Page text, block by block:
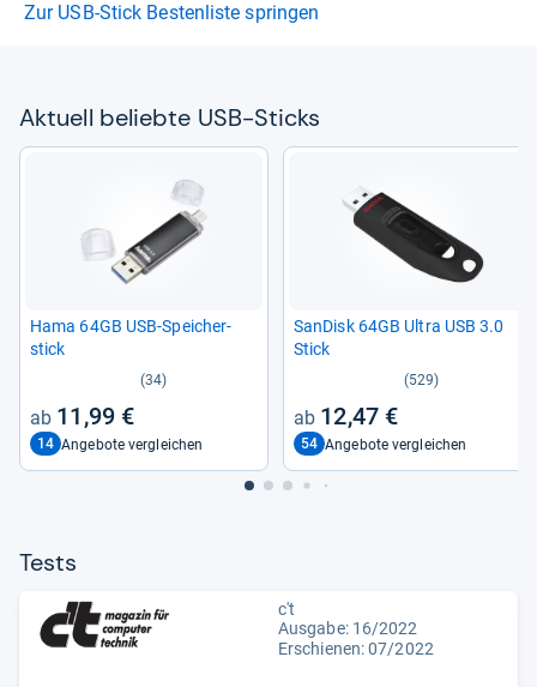
Zur USB-Stick Bestenliste springen
Aktu­ell beliebte USB-​Sticks
Hama 64GB USB-​Spei­cher­
stick
(34)
11,99 €
14 Angebote vergleichen
San­Disk 64GB Ultra USB 3.0
Stick
(529)
12,47 €
54 Angebote vergleichen
Tests
c't
Ausgabe: 16/2022
Erschienen: 07/2022